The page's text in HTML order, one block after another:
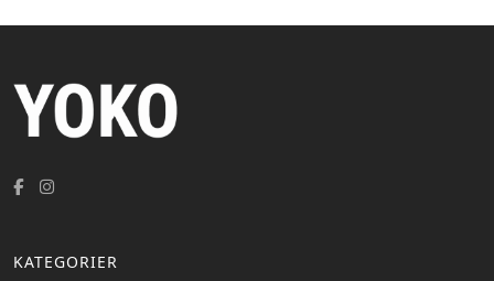
KATEGORIER